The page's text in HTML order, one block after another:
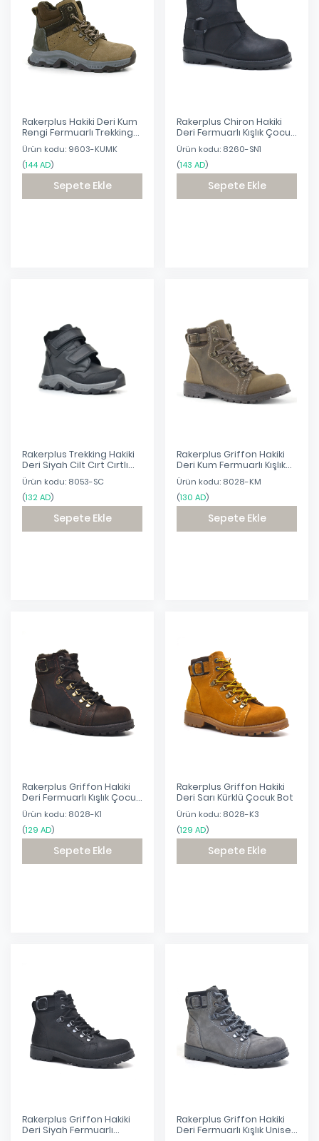
Rakerplus Hakiki Deri Kum
Rengi Fermuarlı Trekking
Çocuk Bot
Ürün kodu: 9603-KUMK
(144 AD)
Sepete Ekle
Rakerplus Chiron Hakiki
Deri Fermuarlı Kışlık Çocuk
Bot
Ürün kodu: 8260-SN1
(143 AD)
Sepete Ekle
Rakerplus Trekking Hakiki
Deri Siyah Cilt Cırt Cırtlı
Erkek Çocuk Bot
Ürün kodu: 8053-SC
(132 AD)
Sepete Ekle
Rakerplus Griffon Hakiki
Deri Kum Fermuarlı Kışlık
Çocuk Bot
Ürün kodu: 8028-KM
(130 AD)
Sepete Ekle
Rakerplus Griffon Hakiki
Deri Fermuarlı Kışlık Çocuk
Bot
Ürün kodu: 8028-K1
(129 AD)
Sepete Ekle
Rakerplus Griffon Hakiki
Deri Sarı Kürklü Çocuk Bot
Ürün kodu: 8028-K3
(129 AD)
Sepete Ekle
Rakerplus Griffon Hakiki
Deri Siyah Fermuarlı
Rakerplus Griffon Hakiki
Deri Fermuarlı Kışlık Unisex